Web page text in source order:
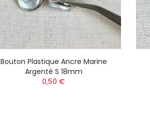
Bouton Plastique Ancre Marine
Argenté S 18mm
0,50 €